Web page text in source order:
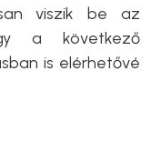
viszik be az
a következő
is elérhetővé